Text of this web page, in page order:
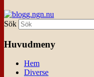
Sök
Huvudmeny
Hem
Diverse